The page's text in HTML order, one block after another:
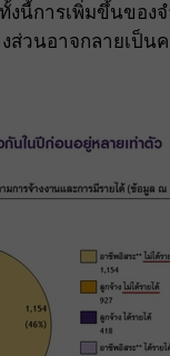
นี้การเพิ่มขึ้นของ
ส่วนอาจกลายเป็